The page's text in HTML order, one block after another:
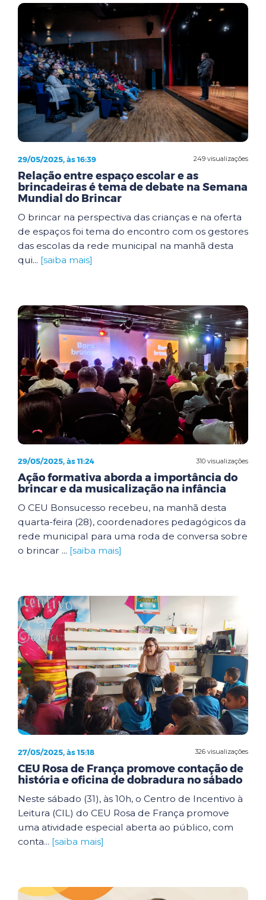
249 visualizações
29/05/2025, às 16:39
Relação entre espaço escolar e as
brincadeiras é tema de debate na Semana
Mundial do Brincar
O brincar na perspectiva das crianças e na oferta
de espaços foi tema do encontro com os gestores
das escolas da rede municipal na manhã desta
qui... [saiba mais]
310 visualizações
29/05/2025, às 11:24
Ação formativa aborda a importância do
brincar e da musicalização na infância
O CEU Bonsucesso recebeu, na manhã desta
quarta-feira (28), coordenadores pedagógicos da
rede municipal para uma roda de conversa sobre
o brincar ... [saiba mais]
326 visualizações
27/05/2025, às 15:18
CEU Rosa de França promove contação de
história e oficina de dobradura no sábado
Neste sábado (31), às 10h, o Centro de Incentivo à
Leitura (CIL) do CEU Rosa de França promove
uma atividade especial aberta ao público, com
conta... [saiba mais]